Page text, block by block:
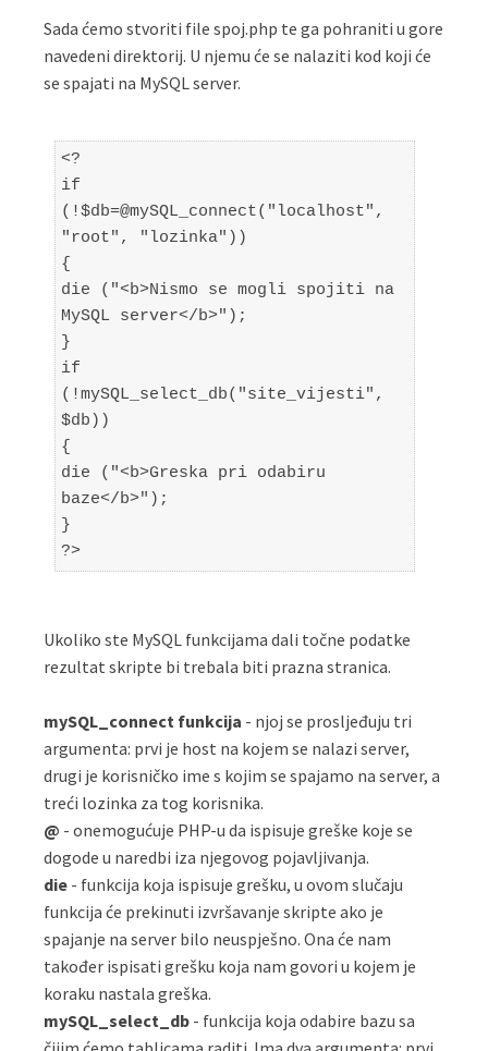
Sada ćemo stvoriti file spoj.php te ga pohraniti u gore
navedeni direktorij. U njemu će se nalaziti kod koji će
se spajati na MySQL server.
<?
if
(!$db=@mySQL_connect("localhost",
"root", "lozinka"))
{
die ("<b>Nismo se mogli spojiti na
MySQL server</b>");
}
if
(!mySQL_select_db("site_vijesti",
$db))
{
die ("<b>Greska pri odabiru
baze</b>");
}
?>
Ukoliko ste MySQL funkcijama dali točne podatke
rezultat skripte bi trebala biti prazna stranica.
mySQL_connect funkcija - njoj se prosljeđuju tri
argumenta: prvi je host na kojem se nalazi server,
drugi je korisničko ime s kojim se spajamo na server, a
treći lozinka za tog korisnika.
@ - onemogućuje PHP-u da ispisuje greške koje se
dogode u naredbi iza njegovog pojavljivanja.
die - funkcija koja ispisuje grešku, u ovom slučaju
funkcija će prekinuti izvršavanje skripte ako je
spajanje na server bilo neuspješno. Ona će nam
također ispisati grešku koja nam govori u kojem je
koraku nastala greška.
mySQL_select_db - funkcija koja odabire bazu sa